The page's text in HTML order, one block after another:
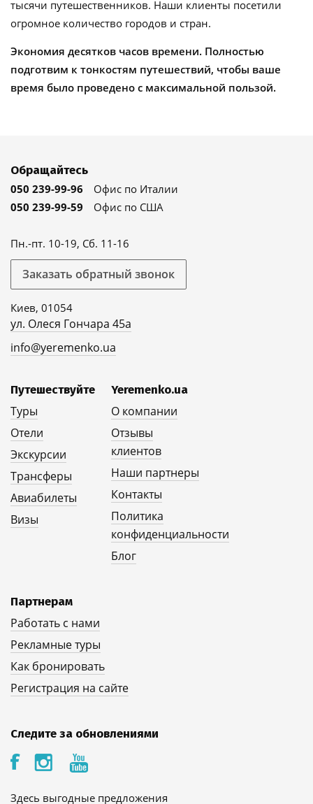
тысячи путешественников. Наши клиенты посетили
огромное количество городов и стран.
Экономия десятков часов времени. Полностью
подготвим к тонкостям путешествий, чтобы ваше
время было проведено с максимальной пользой.
Обращайтесь
050 239-99-96
Офис по Италии
050 239-99-59
Офис по США
Пн.-пт. 10-19, Сб. 11-16
Заказать обратный звонок
Киев, 01054
ул. Олеся Гончара 45а
info@yeremenko.ua
Путешествуйте
Туры
Отели
Экскурсии
Трансферы
Авиабилеты
Визы
Yeremenko.ua
О компании
Отзывы
клиентов
Наши партнеры
Контакты
Политика
конфиденциальности
Блог
Партнерам
Работать с нами
Рекламные туры
Как бронировать
Регистрация на сайте
Следите за обновлениями
Здесь выгодные предложения